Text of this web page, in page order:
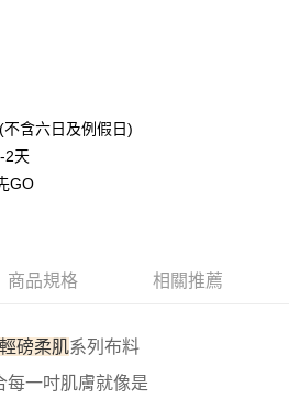
之後才付款」的支付方式。 讓您購物簡單
金額後，即可完成結帳。
，點擊此簡訊中的連結，可透過四大超商／
以上)免運費
含六日及例假日)
2天
GO
商品規格 相關推薦
磅柔肌系列布料
每一吋肌膚就像是